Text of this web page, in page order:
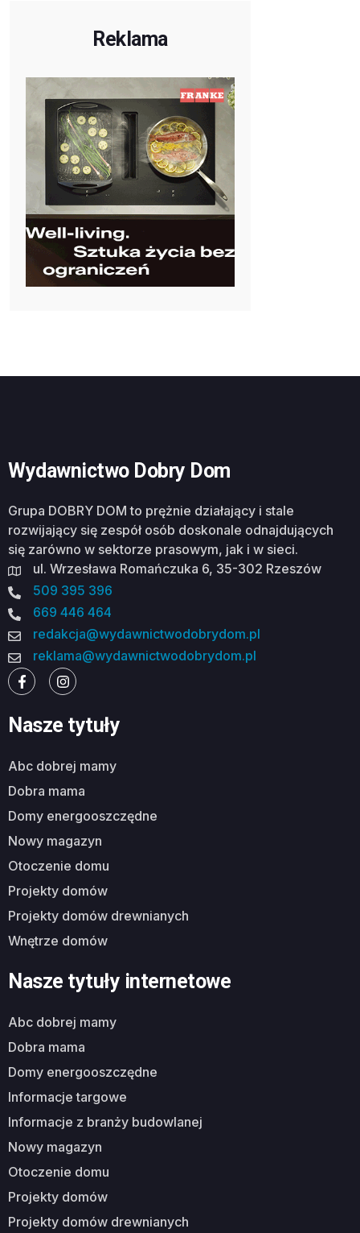
Reklama
Wydawnictwo Dobry Dom
Grupa DOBRY DOM to prężnie działający i stale
rozwijający się zespół osób doskonale odnajdujących
się zarówno w sektorze prasowym, jak i w sieci.
ul. Wrzesława Romańczuka 6, 35-302 Rzeszów
509 395 396
669 446 464
redakcja@wydawnictwodobrydom.pl
reklama@wydawnictwodobrydom.pl
Nasze tytuły
abc dobrej mamy
dobra mama
domy energooszczędne
nowy magazyn
otoczenie domu
projekty domów
projekty domów drewnianych
wnętrze domów
Nasze tytuły internetowe
abc dobrej mamy
dobra mama
domy energooszczędne
informacje targowe
informacje z branży budowlanej
nowy magazyn
otoczenie domu
projekty domów
projekty domów drewnianych